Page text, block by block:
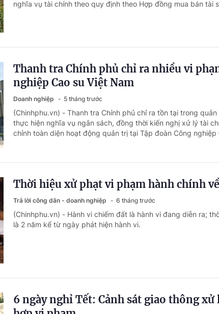
nghĩa vụ tài chính theo quy định theo Hợp đồng mua bán tài
Thanh tra Chính phủ chỉ ra nhiều vi
nghiệp Cao su Việt Nam
Doanh nghiệp 5 tháng trước
(Chinhphu.vn) - Thanh tra Chính phủ chỉ ra tồn tại trong
thực hiện nghĩa vụ ngân sách, đồng thời kiến nghị xử lý tài
chỉnh toàn diện hoạt động quản trị tại Tập đoàn Công nghiệp
Thời hiệu xử phạt vi phạm hành chính
Trả lời công dân - doanh nghiệp 6 tháng trước
(Chinhphu.vn) - Hành vi chiếm đất là hành vi đang diễn ra;
là 2 năm kể từ ngày phát hiện hành vi.
6 ngày nghỉ Tết: Cảnh sát giao thông